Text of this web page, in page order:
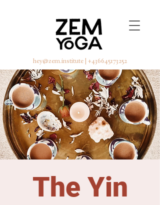
hey@zem.institute| +436645173252
The Yin